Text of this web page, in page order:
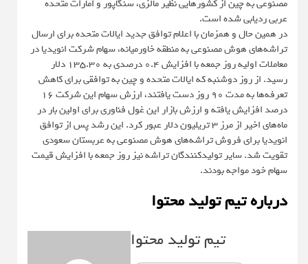
مصنوعی به چین از کشورهایی نظیر مالزی، سنگاپور و امارات متحده
عربی ردیابی شده است.
در همین حال و همزمان با اعلام توافق جدید ایالات متحده برای ارسال
تراشه‌های هوش مصنوعی به منطقه خاورمیانه، سهام شرکت انویدیا در
معاملات اولیه روز جمعه با افزایش ۰.۴ درصدی به ۱۳۵.۳۰ دلار
رسید. از روز دوشنبه که ایالات متحده و چین به توافقی برای کاهش
تعرفه‌ها به مدت ۹۰ روز دست یافتند، ارزش سهام این شرکت ۱۶
درصد افزایش یافته و ارزش بازار این غول فناوری برای اولین بار در
ماه‌های اخیر از مرز ۳ تریلیون دلار عبور کرد. این رشد پس از توافق
انویدیا برای فروش تراشه‌های هوش مصنوعی به عربستان سعودی
تقویت شد. سایر تولیدکنندگان تراشه نیز روز جمعه با افزایش قیمت
سهام خود مواجه بودند.
درباره تیم تولید محتوا
تیم تولید محتوا